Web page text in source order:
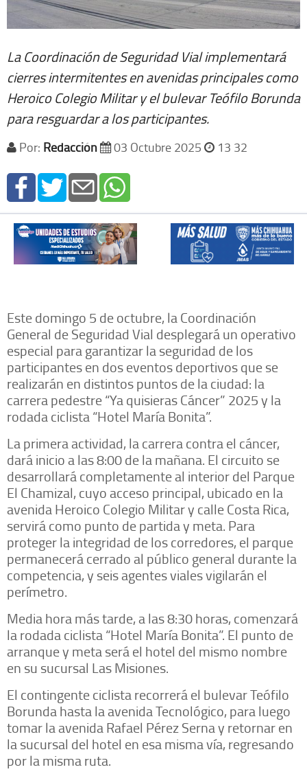
La Coordinación de Seguridad Vial implementará
cierres intermitentes en avenidas principales como
Heroico Colegio Militar y el bulevar Teófilo Borunda
para resguardar a los participantes.
Por: Redacción 03 Octubre 2025 13 32
Este domingo 5 de octubre, la Coordinación
General de Seguridad Vial desplegará un operativo
especial para garantizar la seguridad de los
participantes en dos eventos deportivos que se
realizarán en distintos puntos de la ciudad: la
carrera pedestre “Ya quisieras Cáncer” 2025 y la
rodada ciclista “Hotel María Bonita”.
La primera actividad, la carrera contra el cáncer,
dará inicio a las 8:00 de la mañana. El circuito se
desarrollará completamente al interior del Parque
El Chamizal, cuyo acceso principal, ubicado en la
avenida Heroico Colegio Militar y calle Costa Rica,
servirá como punto de partida y meta. Para
proteger la integridad de los corredores, el parque
permanecerá cerrado al público general durante la
competencia, y seis agentes viales vigilarán el
perímetro.
Media hora más tarde, a las 8:30 horas, comenzará
la rodada ciclista “Hotel María Bonita”. El punto de
arranque y meta será el hotel del mismo nombre
en su sucursal Las Misiones.
El contingente ciclista recorrerá el bulevar Teófilo
Borunda hasta la avenida Tecnológico, para luego
tomar la avenida Rafael Pérez Serna y retornar en
la sucursal del hotel en esa misma vía, regresando
por la misma ruta.